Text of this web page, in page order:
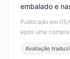
Publicado em
após uma
embalado e
Avaliação